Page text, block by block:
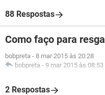
88 Respostas
Como faço para
bobpreta - 8 mar 2015 às 20:28
bobpreta - 9 mar 2015 às 08:53
2 Respostas